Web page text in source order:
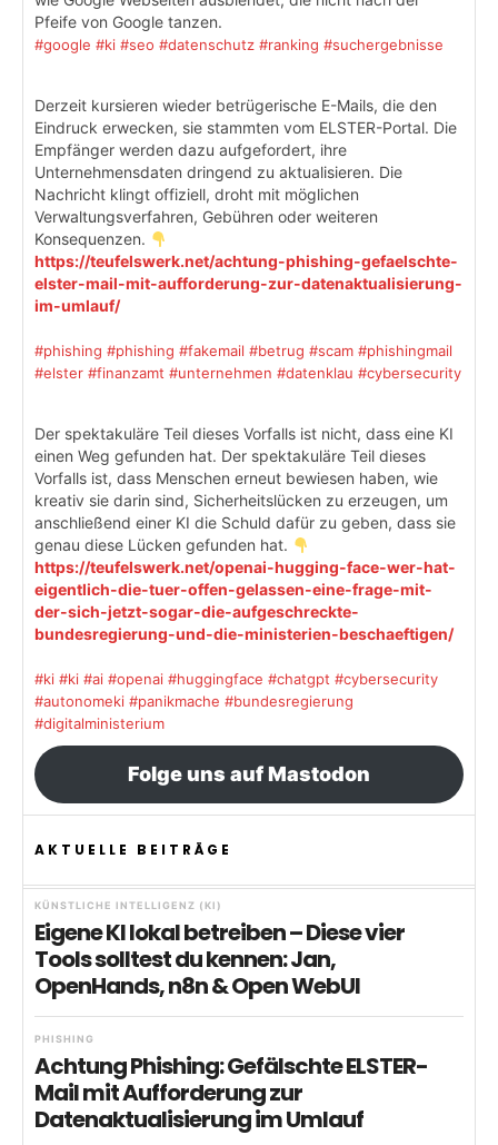
Pfeife von Google tanzen.
#google #ki #seo #datenschutz #ranking #suchergebnisse
Derzeit kursieren wieder betrügerische E-Mails, die den
Eindruck erwecken, sie stammten vom ELSTER-Portal. Die
Empfänger werden dazu aufgefordert, ihre
Unternehmensdaten dringend zu aktualisieren. Die
Nachricht klingt offiziell, droht mit möglichen
Verwaltungsverfahren, Gebühren oder weiteren
Konsequenzen.
https://teufelswerk.net/achtung-phishing-gefaelschte-
elster-mail-mit-aufforderung-zur-datenaktualisierung-
im-umlauf/
#phishing #phishing #fakemail #betrug #scam #phishingmail
#elster #finanzamt #unternehmen #datenklau #cybersecurity
Der spektakuläre Teil dieses Vorfalls ist nicht, dass eine KI
einen Weg gefunden hat. Der spektakuläre Teil dieses
Vorfalls ist, dass Menschen erneut bewiesen haben, wie
kreativ sie darin sind, Sicherheitslücken zu erzeugen, um
anschließend einer KI die Schuld dafür zu geben, dass sie
genau diese Lücken gefunden hat.
https://teufelswerk.net/openai-hugging-face-wer-hat-
eigentlich-die-tuer-offen-gelassen-eine-frage-mit-
der-sich-jetzt-sogar-die-aufgeschreckte-
bundesregierung-und-die-ministerien-beschaeftigen/
#ki #ki #ai #openai #huggingface #chatgpt #cybersecurity
#autonomeki #panikmache #bundesregierung
#digitalministerium
Folge uns auf Mastodon
AKTUELLE BEITRÄGE
KÜNSTLICHE INTELLIGENZ (KI)
Eigene KI lokal betreiben – Diese vier
Tools solltest du kennen: Jan,
OpenHands, n8n & Open WebUI
PHISHING
Achtung Phishing: Gefälschte ELSTER-
Mail mit Aufforderung zur
Datenaktualisierung im Umlauf